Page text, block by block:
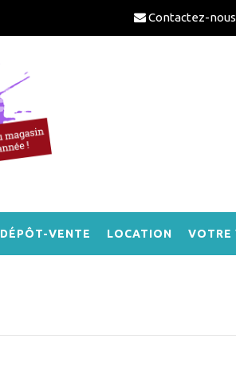
Contactez-nous
DÉPÔT-VENTE LOCATION VOTRE